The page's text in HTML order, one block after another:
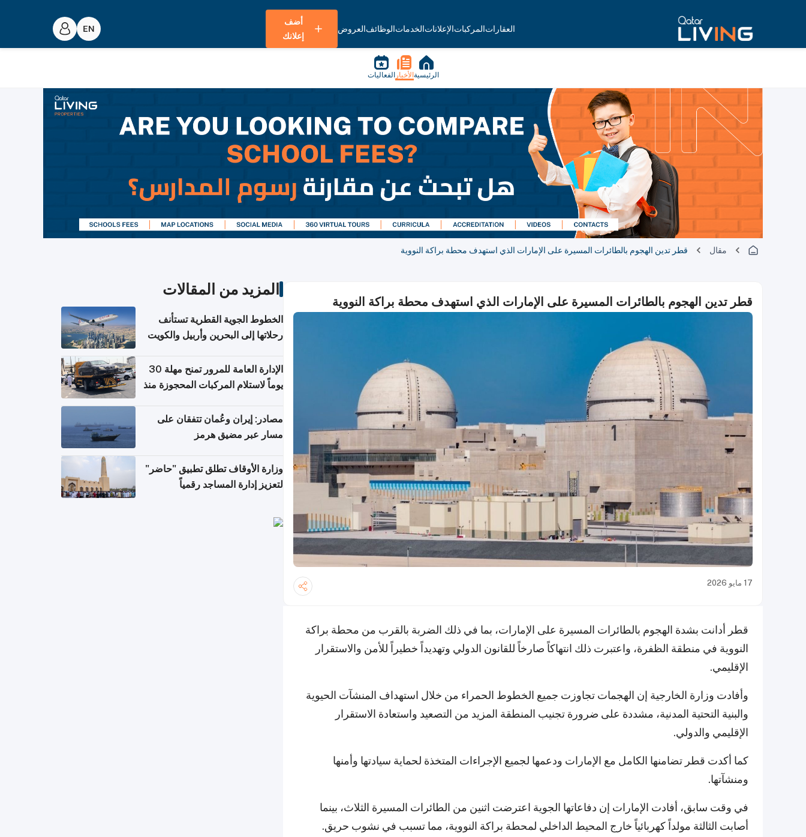
العقاراتالمركباتالإعلاناتالخدماتالوظائفالعروض
أضف
إعلانك
الرئيسية الأخبار الفعاليات
مقال قطر تدين الهجوم بالطائرات المسيرة على الإمارات الذي استهدف محطة براكة النووية
قطر تدين الهجوم بالطائرات المسيرة على الإمارات الذي استهدف محطة براكة النووية
17 مايو 2026
قطر أدانت بشدة الهجوم بالطائرات المسيرة على الإمارات، بما في ذلك الضربة بالقرب من محطة براكة
النووية في منطقة الظفرة، واعتبرت ذلك انتهاكاً صارخاً للقانون الدولي وتهديداً خطيراً للأمن والاستقرار
الإقليمي.
وأفادت وزارة الخارجية إن الهجمات تجاوزت جميع الخطوط الحمراء من خلال استهداف المنشآت الحيوية
والبنية التحتية المدنية، مشددة على ضرورة تجنيب المنطقة المزيد من التصعيد واستعادة الاستقرار
الإقليمي والدولي.
كما أكدت قطر تضامنها الكامل مع الإمارات ودعمها لجميع الإجراءات المتخذة لحماية سيادتها وأمنها
ومنشآتها.
في وقت سابق، أفادت الإمارات إن دفاعاتها الجوية اعترضت اثنين من الطائرات المسيرة الثلاث، بينما
أصابت الثالثة مولداً كهربائياً خارج المحيط الداخلي لمحطة براكة النووية، مما تسبب في نشوب حريق.
المزيد من المقالات
الخطوط الجوية القطرية تستأنف
رحلاتها إلى البحرين وأربيل والكويت
الإدارة العامة للمرور تمنح مهلة 30
يوماً لاستلام المركبات المحجوزة منذ
مصادر: إيران وعُمان تتفقان على
مسار عبر مضيق هرمز
وزارة الأوقاف تطلق تطبيق "حاضر"
لتعزيز إدارة المساجد رقمياً